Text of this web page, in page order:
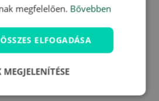
megjelenítése)
jó volt, de az egyetlen dolog, amit
futott be a konyhába.
2025
megjelenítése)
megfelelően. Bővebben
ÖSSZES ELFOGADÁSA
MEGJELENÍTÉSE